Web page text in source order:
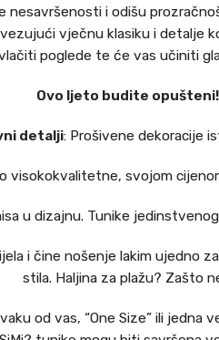
i odišu
vječnu klasiku i detalje
poglede te će vas učiniti
Ovo ljeto budite opušteni!
detalji: Prošivene dekoracije
visokokvalitetne, svojom
u dizajnu. Tunike
i čine nošenje lakim ujedno
stila. Haljina za plažu? Zašto
od vas, “One Size” ili jedna